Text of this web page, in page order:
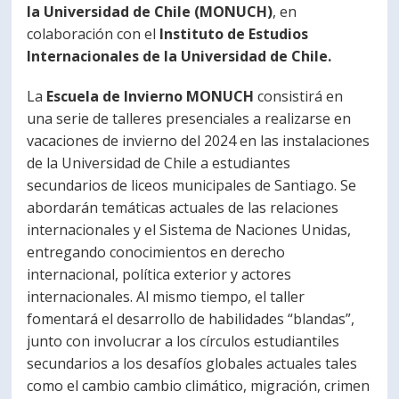
Postulantes
Estudiantes
Académicos
Egresados
la Universidad de Chile (MONUCH), en
colaboración con el Instituto de Estudios
Internacionales de la Universidad de Chile.
La Escuela de Invierno MONUCH consistirá en
una serie de talleres presenciales a realizarse en
vacaciones de invierno del 2024 en las instalaciones
de la Universidad de Chile a estudiantes
secundarios de liceos municipales de Santiago. Se
abordarán temáticas actuales de las relaciones
internacionales y el Sistema de Naciones Unidas,
entregando conocimientos en derecho
internacional, política exterior y actores
internacionales. Al mismo tiempo, el taller
fomentará el desarrollo de habilidades “blandas”,
junto con involucrar a los círculos estudiantiles
secundarios a los desafíos globales actuales tales
como el cambio cambio climático, migración, crimen